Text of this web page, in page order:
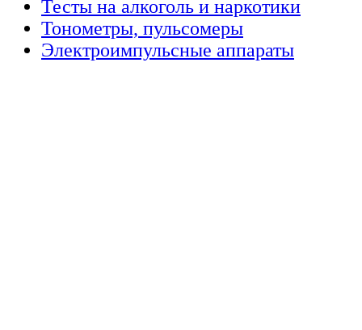
Тесты на алкоголь и наркотики
Тонометры, пульсомеры
Электроимпульсные аппараты